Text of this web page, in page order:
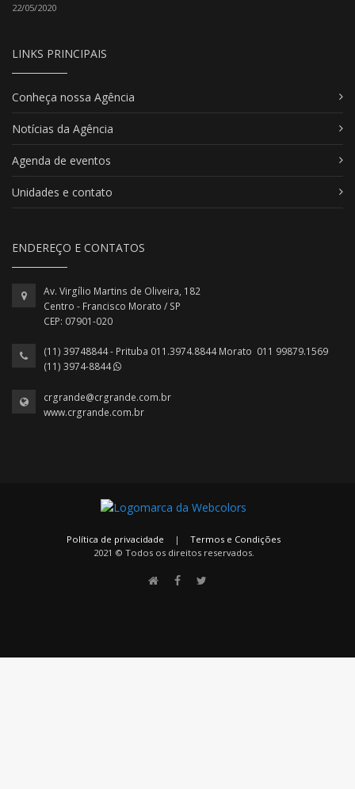
22/05/2020
LINKS PRINCIPAIS
Conheça nossa Agência
Notícias da Agência
Agenda de eventos
Unidades e contato
ENDEREÇO E CONTATOS
Av. Virgílio Martins de Oliveira, 182
Centro - Francisco Morato / SP
CEP: 07901-020
(11) 39748844 - Prituba 011.3974.8844 Morato 011 99879.1569
(11) 3974-8844
crgrande@crgrande.com.br
www.crgrande.com.br
Política de privacidade |
Termos e Condições
2021 © Todos os direitos reservados.